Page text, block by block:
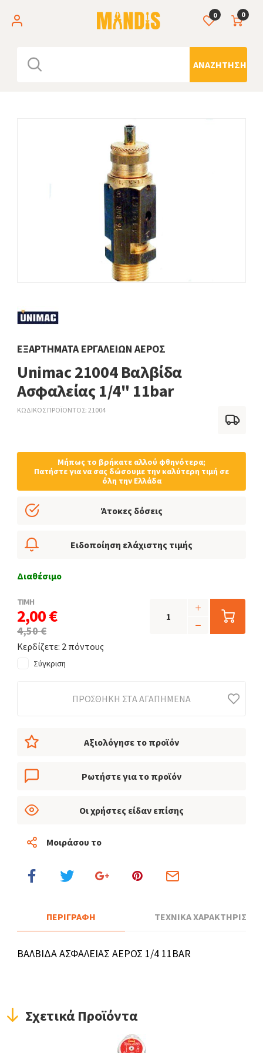
0
ΑΝΑΖΉΤΗΣΗ
0
Αξιολόγησε το προϊόν
Ρωτήστε για το προϊόν
Οι χρήστες είδαν επίσης
Μοιράσου το
ΕΞΑΡΤΉΜΑΤΑ ΕΡΓΑΛΕΊΩΝ ΑΈΡΟΣ
Unimac 21004 Βαλβίδα
Ασφαλείας 1/4" 11bar
ΚΩΔΙΚΟΣ ΠΡΟΪΟΝΤΟΣ 21004
ΤΙΜΗ
2,00 €
4,50 €
Κερδίζετε: 2 πόντους
Μήπως το βρήκατε αλλού φθηνότερα;
Πατήστε για να σας δώσουμε την καλύτερη τιμή σε
όλη την Ελλάδα
Άτοκες δόσεις
Ειδοποίηση ελάχιστης τιμής
Διαθέσιμο
Σύγκριση
ΠΡΟΣΘΉΚΗ ΣΤΑ ΑΓΑΠΗΜΈΝΑ
ΠΕΡΙΓΡΑΦΗ ΤΕΧΝΙΚΑ
ΒΑΛΒΙΔΑ ΑΣΦΑΛΕΙΑΣ ΑΕΡΟΣ 1/4 11BAR
Σχετικά Προϊόντα